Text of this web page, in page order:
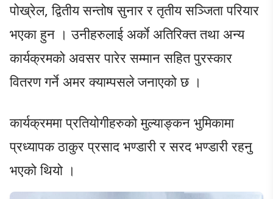
पोख्रेल, द्वितीय सन्तोष सुनार र तृतीय सञ्जिता परियार
भएका हुन । उनीहरुलाई अर्काे अतिरिक्त तथा अन्य
कार्यक्रमको अवसर पारेर सम्मान सहित पुरस्कार
वितरण गर्ने अमर क्याम्पसले जनाएको छ ।
कार्यक्रममा प्रतियोगीहरुको मुल्याङ्कन भुमिकामा
प्रध्यापक ठाकुर प्रसाद भण्डारी र सरद भण्डारी रहनु
भएको थियो ।